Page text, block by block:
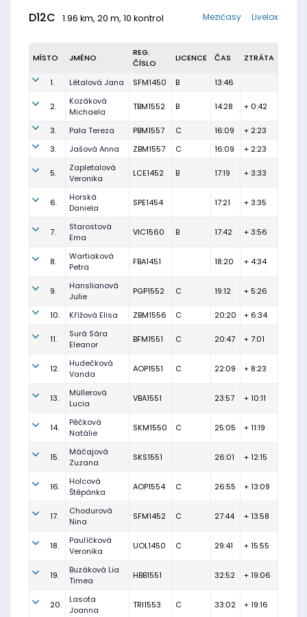
D12C 1.96 km, 20 m, 10 kontrol Livelox
Mezičasy
MÍSTO JMÉNO
REG.
ČÍSLO
LICENCE ČAS ZTRÁTA
1. Létalová Jana SFM1450 B 13:46
2.
Kozáková
Michaela
TBM1552 B 14:28 + 0:42
3. Pala Tereza PBM1557 C 16:09
+ 2:23
3.
Jašová Anna ZBM1557 C 16:09 + 2:23
5.
Zapletalová
Veronika
LCE1452 B 17:19 + 3:33
6.
Horská
Daniela
SPE1454 17:21 + 3:35
7.
Starostová
Ema
VIC1560 B 17:42 + 3:56
8.
Wartiaková
Petra
FBA1451 18:20 + 4:34
9.
Hanslianová
Julie
PGP1552 C 19:12 + 5:26
10. Křížová Elisa ZBM1556 C 20:20 + 6:34
11.
Surá Sára
Eleanor
BFM1551 C 20:47 + 7:01
12.
Hudečková
Vanda
AOP1551 C 22:09 + 8:23
13.
Müllerová
Lucia
VBA1551 23:57 + 10:11
14.
Pěčková
Natálie
SKM1550 C 25:05 + 11:19
15.
Máčajová
Zuzana
SKS1551 26:01 + 12:15
16.
Holcová
Štěpánka
AOP1554 C 26:55 + 13:09
17.
Chodurová
Nina
SFM1452 C 27:44 + 13:58
18.
Paulíčková
Veronika
UOL1450 C 29:41 + 15:55
19.
Buzáková Lia
Timea
HBB1551 32:52 + 19:06
20.
Lasota
Joanna
TRI1553 C 33:02 + 19:16